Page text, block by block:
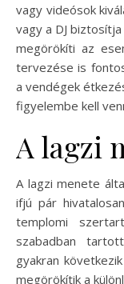
vagy videósok
vagy a DJ
megörökíti az
tervezése is
a vendégek
figyelembe kell
A lagzi
A lagzi menete
ifjú pár
templomi
szabadban
gyakran
megörökítik a